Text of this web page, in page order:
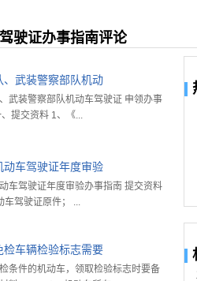
驶证办事指南评论
、武装警察部队机动
武装警察部队机动车驾驶证 申领办事
提交资料 1、《...
动车驾驶证年度审验
车驾驶证年度审验办事指南 提交资料
车驾驶证原件； ...
检车辆检验标志需要
条件的机动车，领取检验标志时要备